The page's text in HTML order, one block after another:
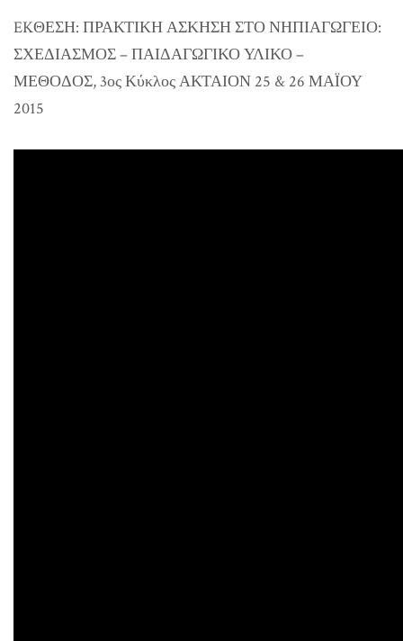
EKΘΕΣΗ: ΠΡΑΚΤΙΚΗ ΑΣΚΗΣΗ ΣΤΟ ΝΗΠΙΑΓΩΓΕΙΟ:
ΣΧΕΔΙΑΣΜΟΣ – ΠΑΙΔΑΓΩΓΙΚΟ ΥΛΙΚΟ –
ΜΕΘΟΔΟΣ, 3ος Κύκλος ΑΚΤΑΙΟΝ 25 & 26 ΜΑΪΟΥ
2015